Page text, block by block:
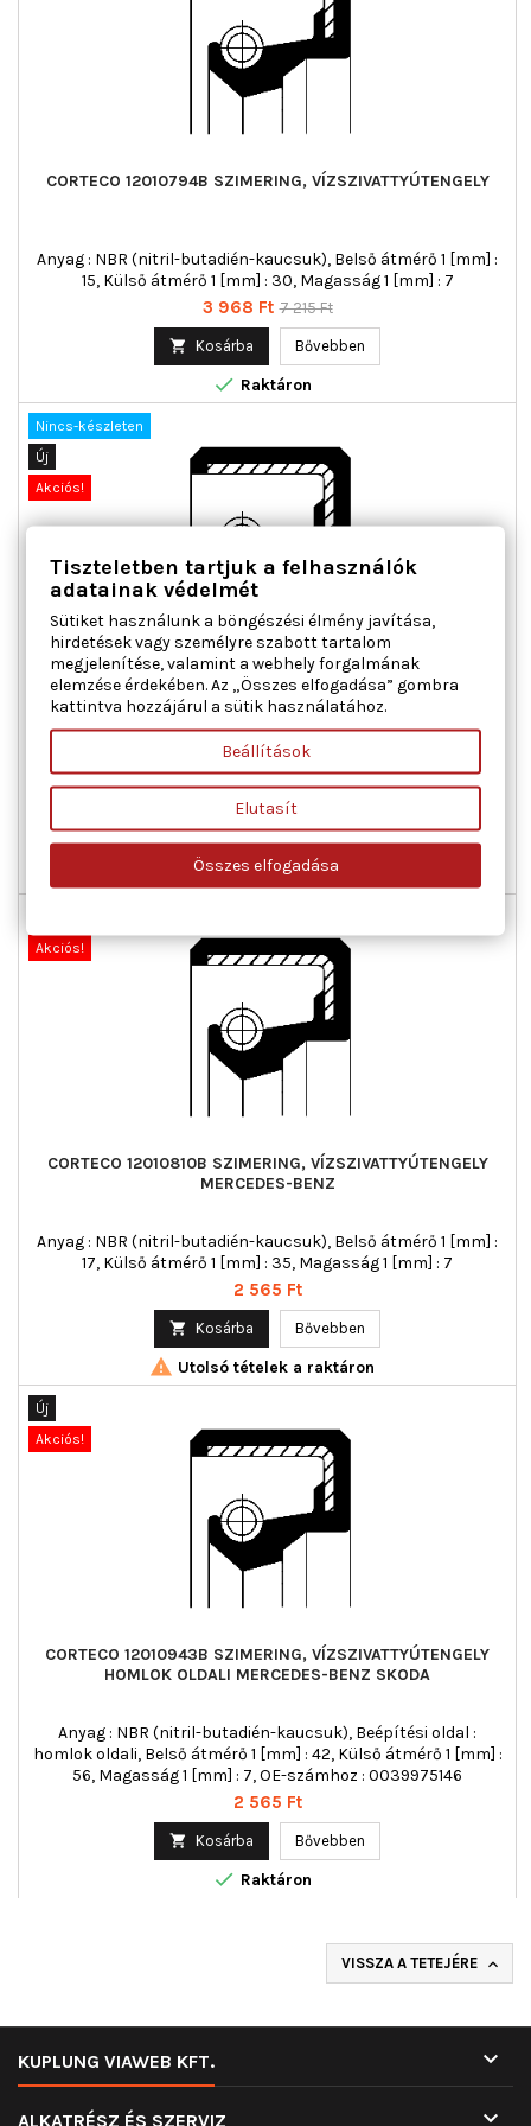
CORTECO 12010794B SZIMERING, VÍZSZIVATTYÚTENGELY
Anyag : NBR (nitril-butadién-kaucsuk), Belső átmérő 1 [mm] :
15, Külső átmérő 1 [mm] : 30, Magasság 1 [mm] : 7
Ár
3 968 Ft Normál
7 215 Ft
 Kosárba Bővebben
 Raktáron
Nincs-készleten
Új
Akciós!
CORTECO 12010796B SZIMERING, VÍZSZIVATTYÚTENGELY
VOLVO
Anyag : NBR (nitril-butadién-kaucsuk), Belső átmérő 1 [mm] :
15, Külső átmérő 1 [mm] : 35, Magasság 1 [mm] : 7
Ár
2 030 Ft
 Kosárba Bővebben
Nincs-készleten
Akciós!
CORTECO 12010810B SZIMERING, VÍZSZIVATTYÚTENGELY
MERCEDES-BENZ
Anyag : NBR (nitril-butadién-kaucsuk), Belső átmérő 1 [mm] :
17, Külső átmérő 1 [mm] : 35, Magasság 1 [mm] : 7
Ár
2 565 Ft
 Kosárba Bővebben
 Utolsó tételek a raktáron
Új
Akciós!
CORTECO 12010943B SZIMERING, VÍZSZIVATTYÚTENGELY
HOMLOK OLDALI MERCEDES-BENZ SKODA
Anyag : NBR (nitril-butadién-kaucsuk), Beépítési oldal :
homlok oldali, Belső átmérő 1 [mm] : 42, Külső átmérő 1 [mm] :
56, Magasság 1 [mm] : 7, OE-számhoz : 0039975146
Ár
2 565 Ft
 Kosárba Bővebben
 Raktáron
VISSZA A TETEJÉRE 
KUPLUNG VIAWEB KFT. 
ALKATRÉSZ ÉS SZERVIZ 
Tiszteletben tartjuk a felhasználók
adatainak védelmét
Sütiket használunk a böngészési élmény javítása,
hirdetések vagy személyre szabott tartalom
megjelenítése, valamint a webhely forgalmának
elemzése érdekében. Az „Összes elfogadása” gombra
kattintva hozzájárul a sütik használatához.
Beállítások
Elutasít
Összes elfogadása